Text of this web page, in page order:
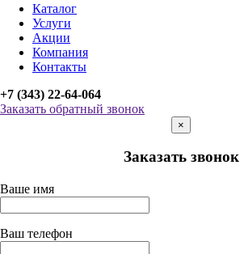
Каталог
Услуги
Акции
Компания
Контакты
+7 (343) 22-64-064
Заказать обратный звонок
×
Заказать звонок
Ваше имя
Ваш телефон